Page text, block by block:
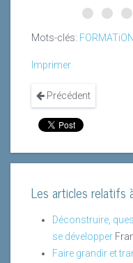
Mots-clés: FORMATiON
Imprimer
Précédent
Les articles relatifs
Déconstruire,
se développer
Faire grandir et